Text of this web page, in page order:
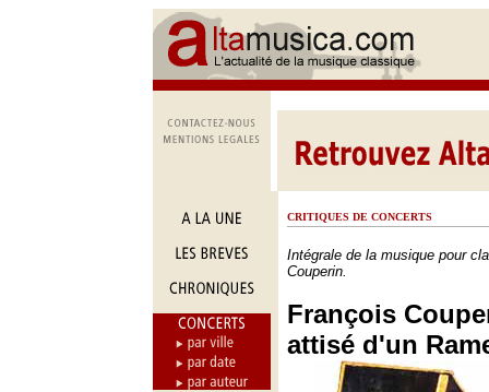
CRITIQUES DE CONCERTS
Intégrale de la musique pour
Couperin.
François
attisé d'un